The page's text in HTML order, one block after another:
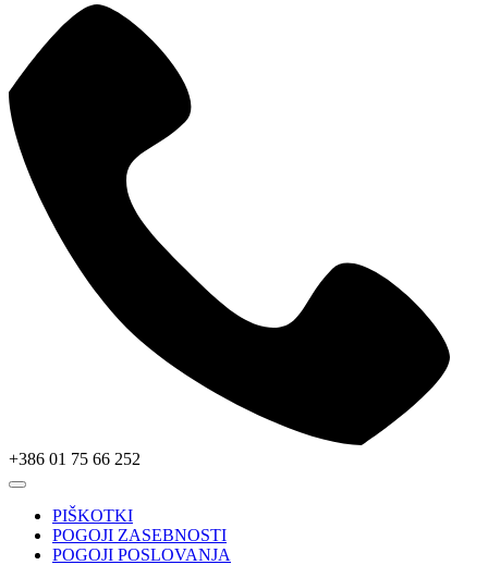
+386 01 75 66 252
PIŠKOTKI
POGOJI ZASEBNOSTI
POGOJI POSLOVANJA